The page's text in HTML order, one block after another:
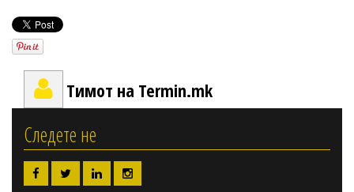
Тимот на Termin.mk
Следете не